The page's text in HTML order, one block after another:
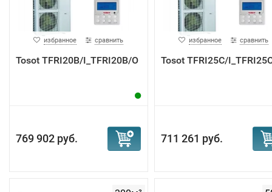
избранное сравнить
Tosot TFRI20B/I_TFRI20B/O
769 902 руб.
избранное сравнить
Tosot TFRI25C/
711 261 руб.